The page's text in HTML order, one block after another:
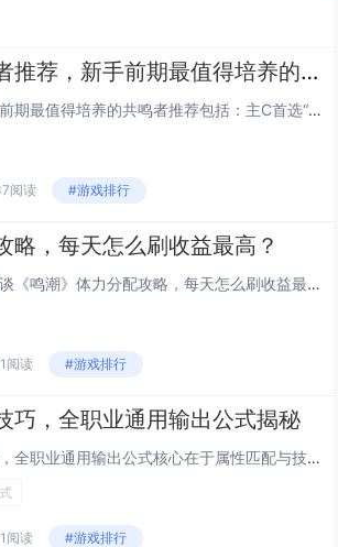
鸣潮最强共鸣者推荐，新手前期最值得培养的角色
在《鸣潮》中，新手前期最值得培养的共鸣者推荐包括：主C首选“焰心”莉亚，拥有高爆发火元素伤害，技能连贯易上手；副C推荐“...
阅读 #游戏排行
略，每天怎么刷收益最高？
今天小白来给大家谈谈《鸣潮》体力分配攻略，每天怎么刷收益最高？，以及潮鸣弦是什么技能对应的知识点，希望对大家有所帮助，不...
阅读 #游戏排行
巧，全职业通用输出公式揭秘
鸣潮声骸搭配技巧中，全职业通用输出公式核心在于属性匹配与技能协同，玩家需根据角色职业特性选择主属性为暴击、攻击或元素伤害...
阅读 #游戏排行